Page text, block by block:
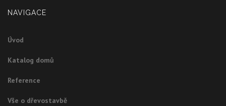
NAVIGACE
Úvod
Katalog domů
Reference
Vše o dřevostavbě